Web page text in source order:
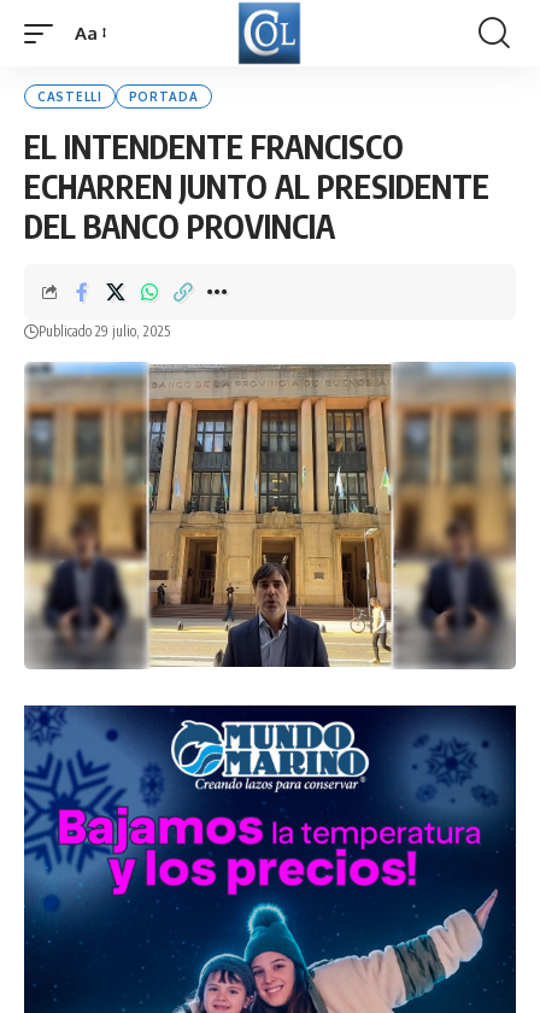
Font
Aa
CASTELLI PORTADA
EL INTENDENTE FRANCISCO
ECHARREN JUNTO AL PRESIDENTE
DEL BANCO PROVINCIA
Publicado 29 julio, 2025